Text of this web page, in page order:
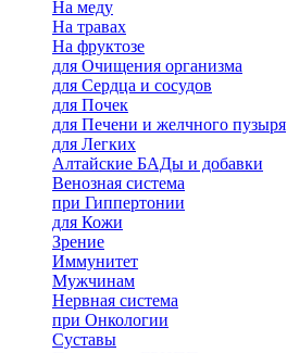
На меду
На травах
На фруктозе
для Очищения организма
для Сердца и сосудов
для Почек
для Печени и желчного пузыря
для Легких
Алтайские БАДы и добавки
Венозная система
при Гиппертонии
для Кожи
Зрение
Иммунитет
Мужчинам
Нервная система
при Онкологии
Суставы